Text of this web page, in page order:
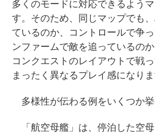
多くのモードに対応できるよう
す。そのため、同じマップでも
ているのか、コントロールで争
ンファームで敵を追っているの
コンクエストのレイアウトで戦
まったく異なるプレイ感になりま
多様性が伝わる例をいくつか挙
「航空母艦」は、停泊した空